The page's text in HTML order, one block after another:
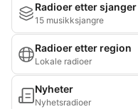
Radioer etter sjanger
15 musikksjangre
Radioer etter region
Lokale radioer
Nyheter
Nyhetsradioer